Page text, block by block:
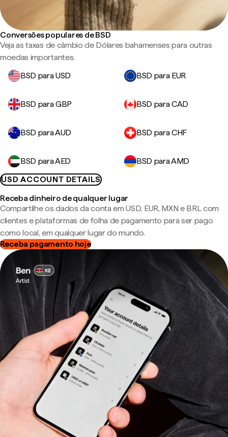
Conversões populares de BSD
Veja as taxas de câmbio de Dólares bahamenses para outras
moedas importantes.
BSD para USD
BSD para EUR
BSD para GBP BSD para CAD
BSD para AUD BSD para CHF
BSD para AED
BSD para AMD
USD ACCOUNT DETAILS
Receba dinheiro de qualquer lugar
Compartilhe os dados da conta em USD, EUR, MXN e BRL com
clientes e plataformas de folha de pagamento para ser pago
como local, em qualquer lugar do mundo.
Receba pagamento hoje